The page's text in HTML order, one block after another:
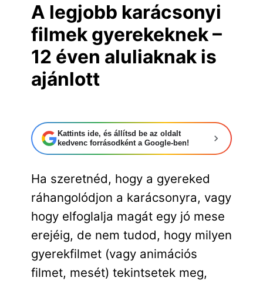
A legjobb karácsonyi
filmek gyerekeknek –
12 éven aluliaknak is
ajánlott
Kattints ide, és állítsd be az oldalt
kedvenc forrásodként a Google-ben!
Ha szeretnéd, hogy a gyereked
ráhangolódjon a karácsonyra, vagy
hogy elfoglalja magát egy jó mese
erejéig, de nem tudod, hogy milyen
gyerekfilmet (vagy animációs
filmet, mesét) tekintsetek meg,